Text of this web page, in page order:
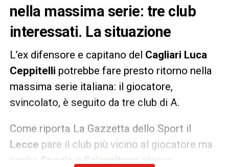
nella massima serie: tre club
interessati. La situazione
L’ex difensore e capitano del Cagliari Luca
Ceppitelli potrebbe fare presto ritorno nella
massima serie italiana: il giocatore,
svincolato, è seguito da tre club di A.
Come riporta La Gazzetta dello Sport il
Lecce pare il club più vicino al giocatore ma
anche Spezia Salernitana
stanno